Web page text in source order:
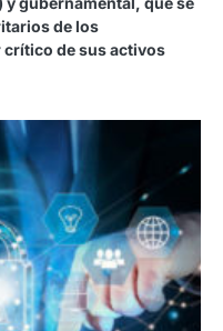
de los
de sus activos